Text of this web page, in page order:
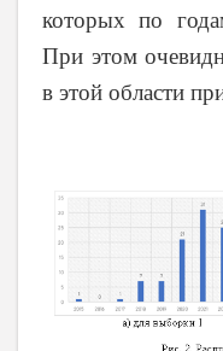
которых по
При этом
в этой области